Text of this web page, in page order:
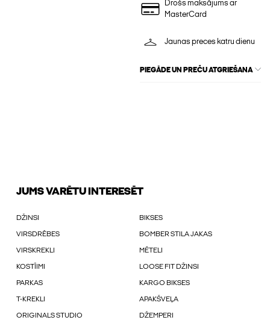
Drošs maksājums ar
MasterCard
Jaunas preces katru dienu
PIEGĀDE UN PREČU ATGRIEŠANA
JUMS VARĒTU INTERESĒT
DŽINSI BIKSES
VIRSDRĒBES BOMBER STILA JAKAS
VIRSKREKLI MĒTELI
KOSTĪIMI LOOSE FIT DŽINSI
PARKAS KARGO BIKSES
T-KREKLI APAKŠVEĻA
ORIGINALS STUDIO DŽEMPERI